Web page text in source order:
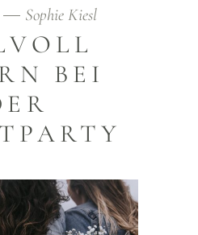
Sophie Kiesl
BEI